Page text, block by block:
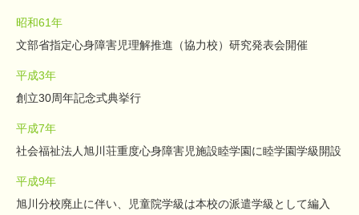
昭和61年
文部省指定心身障害児理解推進（協力校）研究発表会開催
平成3年
創立30周年記念式典挙行
平成7年
社会福祉法人旭川荘重度心身障害児施設睦学園に睦学園学級開設
平成9年
旭川分校廃止に伴い、児童院学級は本校の派遣学級として編入